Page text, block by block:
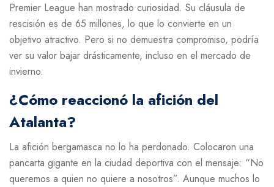
Premier League han mostrado curiosidad. Su cláusula de
rescisión es de 65 millones, lo que lo convierte en un
objetivo atractivo. Pero si no demuestra compromiso, podría
ver su valor bajar drásticamente, incluso en el mercado de
invierno.
¿Cómo reaccionó la afición del
Atalanta?
La afición bergamasca no lo ha perdonado. Colocaron una
pancarta gigante en la ciudad deportiva con el mensaje: “No
queremos a quien no quiere a nosotros”. Aunque muchos lo